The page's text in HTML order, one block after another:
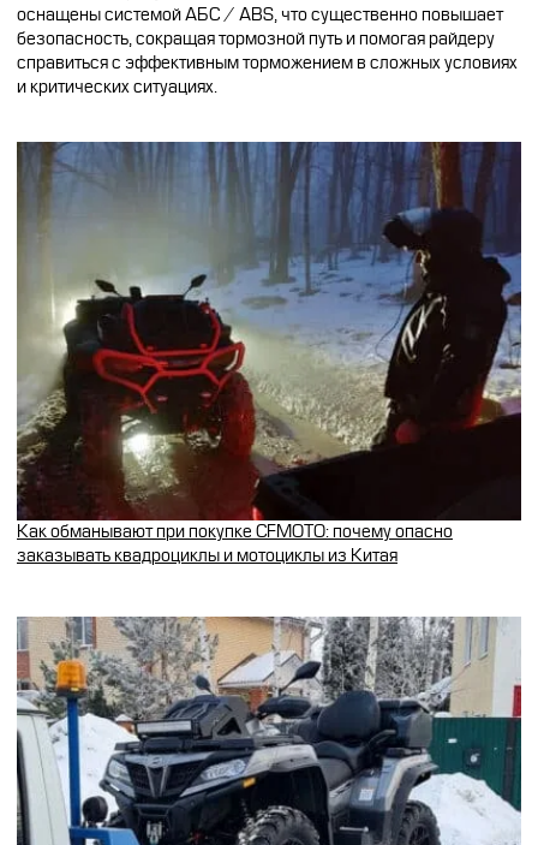
оснащены системой АБС / ABS, что существенно повышает
безопасность, сокращая тормозной путь и помогая райдеру
справиться с эффективным торможением в сложных условиях
и критических ситуациях.
Как обманывают при покупке CFMOTO: почему опасно
заказывать квадроциклы и мотоциклы из Китая